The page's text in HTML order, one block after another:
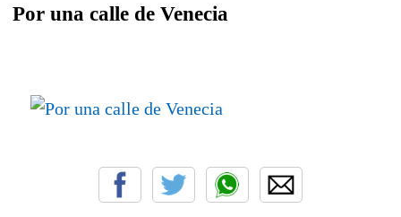
Por una calle de Venecia